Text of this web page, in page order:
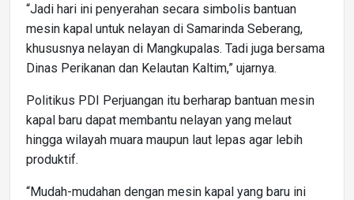
“Jadi hari ini penyerahan secara simbolis bantuan
mesin kapal untuk nelayan di Samarinda Seberang,
khususnya nelayan di Mangkupalas. Tadi juga bersama
Dinas Perikanan dan Kelautan Kaltim,” ujarnya.
Politikus PDI Perjuangan itu berharap bantuan mesin
kapal baru dapat membantu nelayan yang melaut
hingga wilayah muara maupun laut lepas agar lebih
produktif.
“Mudah-mudahan dengan mesin kapal yang baru ini